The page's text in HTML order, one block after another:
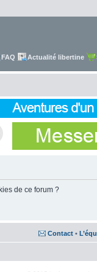
FAQ Actualité libertine
de ce forum ?
Contact •